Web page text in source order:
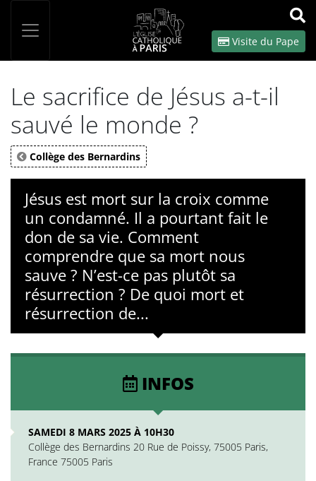
OK
Visite du Pape
Le sacrifice de Jésus a-t-il
sauvé le monde ?
Collège des Bernardins
Jésus est mort sur la croix comme
un condamné. Il a pourtant fait le
don de sa vie. Comment
comprendre que sa mort nous
sauve ? N’est-ce pas plutôt sa
résurrection ? De quoi mort et
résurrection de...
INFOS
SAMEDI 8 MARS 2025 À 10H30
Collège des Bernardins 20 Rue de Poissy, 75005 Paris,
France 75005 Paris
Panneau de gestion des cookies